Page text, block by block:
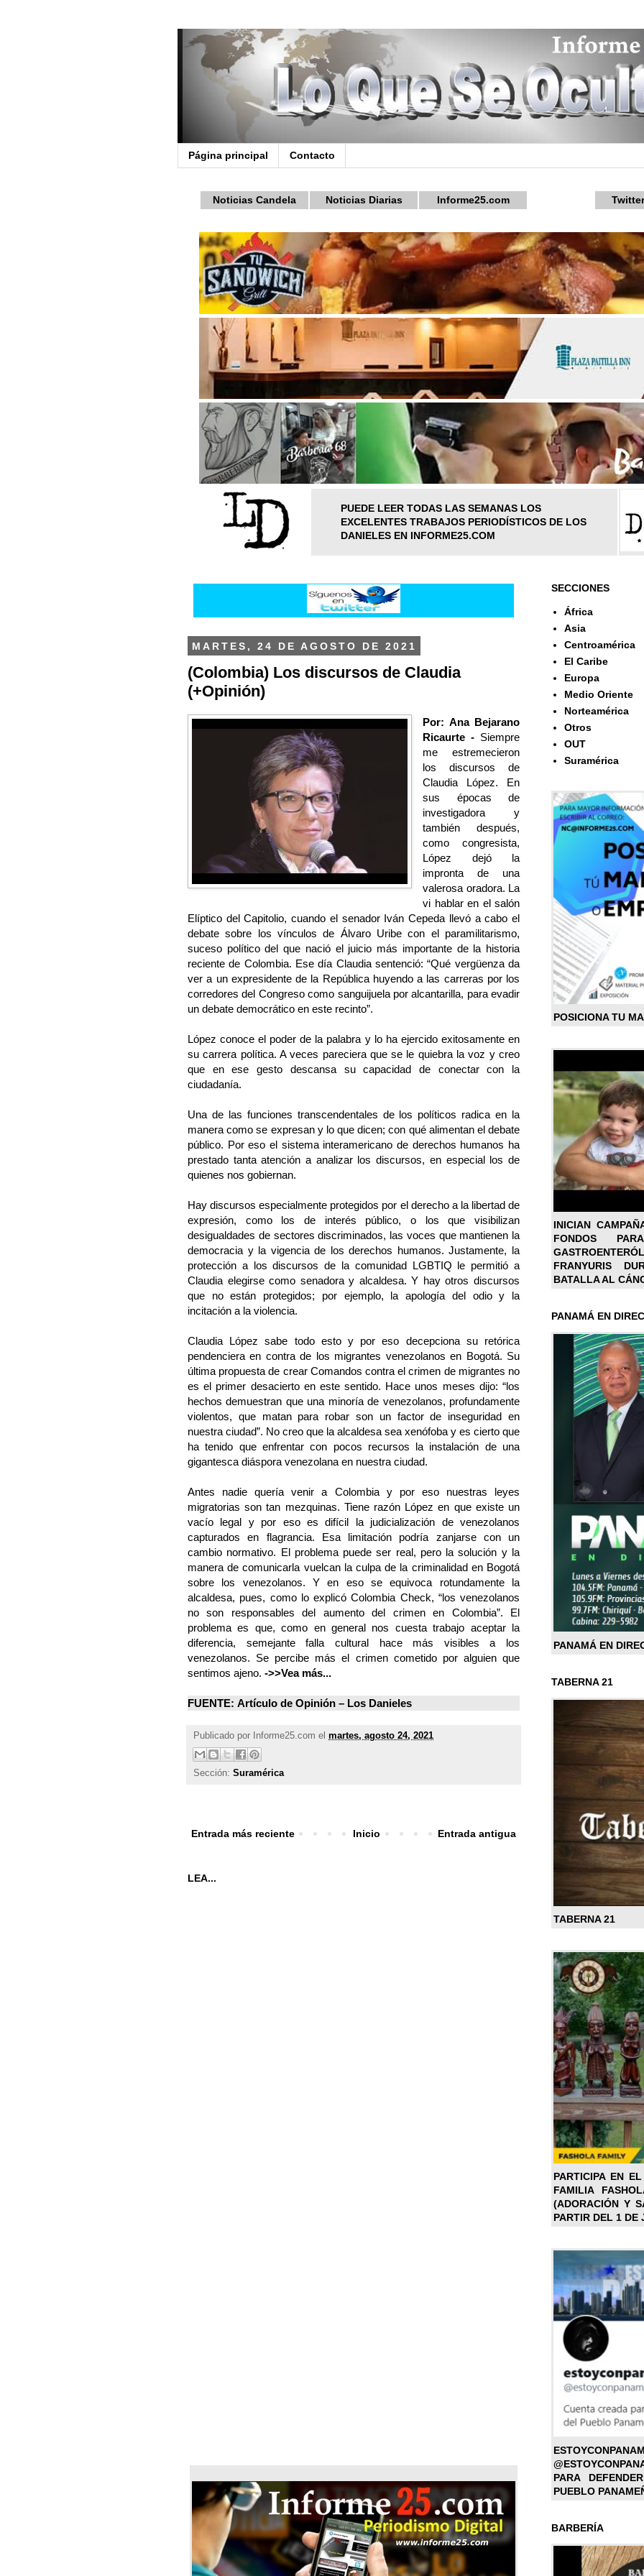
Página principal Contacto
Noticias Candela Noticias Diarias Informe25.com
PUEDE LEER TODAS LAS SEMANAS LOS
EXCELENTES TRABAJOS PERIODÍSTICOS DE LOS
DANIELES EN INFORME25.COM
MARTES, 24 DE AGOSTO DE 2021
(Colombia) Los discursos de Claudia
(+Opinión)
Por: Ana Bejarano
Ricaurte - Siempre
me estremecieron
los discursos de
Claudia López. En
sus épocas de
investigadora y
también después,
como congresista,
López dejó la
impronta de una
valerosa oradora. La
vi hablar en el salón
Elíptico del Capitolio, cuando el senador Iván Cepeda llevó a cabo el
debate sobre los vínculos de Álvaro Uribe con el paramilitarismo,
suceso político del que nació el juicio más importante de la historia
reciente de Colombia. Ese día Claudia sentenció: “Qué vergüenza da
ver a un expresidente de la República huyendo a las carreras por los
corredores del Congreso como sanguijuela por alcantarilla, para evadir
un debate democrático en este recinto”.
López conoce el poder de la palabra y lo ha ejercido exitosamente en
su carrera política. A veces pareciera que se le quiebra la voz y creo
que en ese gesto descansa su capacidad de conectar con la
ciudadanía.
Una de las funciones transcendentales de los políticos radica en la
manera como se expresan y lo que dicen; con qué alimentan el debate
público. Por eso el sistema interamericano de derechos humanos ha
prestado tanta atención a analizar los discursos, en especial los de
quienes nos gobiernan.
Hay discursos especialmente protegidos por el derecho a la libertad de
expresión, como los de interés público, o los que visibilizan
desigualdades de sectores discriminados, las voces que mantienen la
democracia y la vigencia de los derechos humanos. Justamente, la
protección a los discursos de la comunidad LGBTIQ le permitió a
Claudia elegirse como senadora y alcaldesa. Y hay otros discursos
que no están protegidos; por ejemplo, la apología del odio y la
incitación a la violencia.
Claudia López sabe todo esto y por eso decepciona su retórica
pendenciera en contra de los migrantes venezolanos en Bogotá. Su
última propuesta de crear Comandos contra el crimen de migrantes no
es el primer desacierto en este sentido. Hace unos meses dijo: “los
hechos demuestran que una minoría de venezolanos, profundamente
violentos, que matan para robar son un factor de inseguridad en
nuestra ciudad”. No creo que la alcaldesa sea xenófoba y es cierto que
ha tenido que enfrentar con pocos recursos la instalación de una
gigantesca diáspora venezolana en nuestra ciudad.
Antes nadie quería venir a Colombia y por eso nuestras leyes
migratorias son tan mezquinas. Tiene razón López en que existe un
vacío legal y por eso es difícil la judicialización de venezolanos
capturados en flagrancia. Esa limitación podría zanjarse con un
cambio normativo. El problema puede ser real, pero la solución y la
manera de comunicarla vuelcan la culpa de la criminalidad en Bogotá
sobre los venezolanos. Y en eso se equivoca rotundamente la
alcaldesa, pues, como lo explicó Colombia Check, “los venezolanos
no son responsables del aumento del crimen en Colombia”. El
problema es que, como en general nos cuesta trabajo aceptar la
diferencia, semejante falla cultural hace más visibles a los
venezolanos. Se percibe más el crimen cometido por alguien que
sentimos ajeno. ->>Vea más...
FUENTE: Artículo de Opinión – Los Danieles
Publicado por Informe25.com el martes, agosto 24, 2021
Sección: Suramérica
Entrada más reciente Entrada antigua
Inicio
LEA...
SECCIONES
África
Asia
Centroamérica
El Caribe
Europa
Medio Oriente
Norteamérica
Otros
OUT
Suramérica
POSICIONA TU
INICIAN
FONDOS
FRANYURIS
BATALLA AL
PANAMÁ EN
PANAMÁ EN
TABERNA 21
TABERNA 21
PARTICIPA EN
FAMILIA
(ADORACIÓN Y
PARTIR DEL 1 DE
PARA
PUEBLO
BARBERÍA